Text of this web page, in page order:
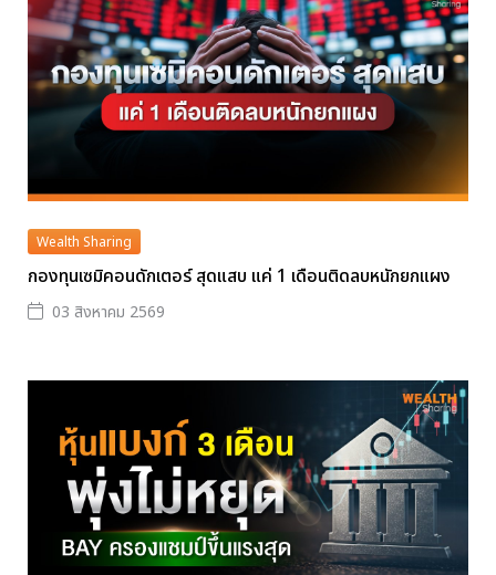
Wealth Sharing
กองทุนเซมิคอนดักเตอร์ สุดแสบ แค่ 1 เดือนติดลบหนักยกแผง
03 สิงหาคม 2569